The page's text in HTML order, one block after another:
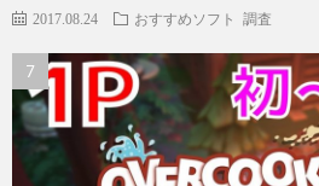
2017.08.24 おすすめソフト 調査